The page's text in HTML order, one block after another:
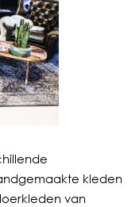
kleden
van